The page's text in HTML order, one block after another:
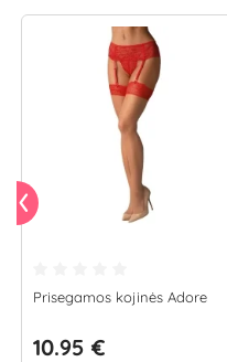
Prisegamos kojinės Adore
10.95 €